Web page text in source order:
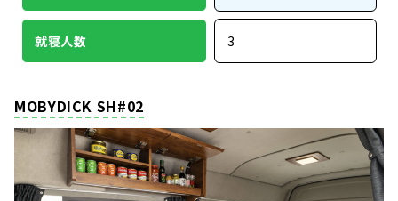
就寝人数 3
MOBYDICK SH#02